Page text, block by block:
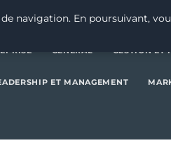
GENERAL GESTION ET
ET MANAGEMENT
navigation. En poursuivant,